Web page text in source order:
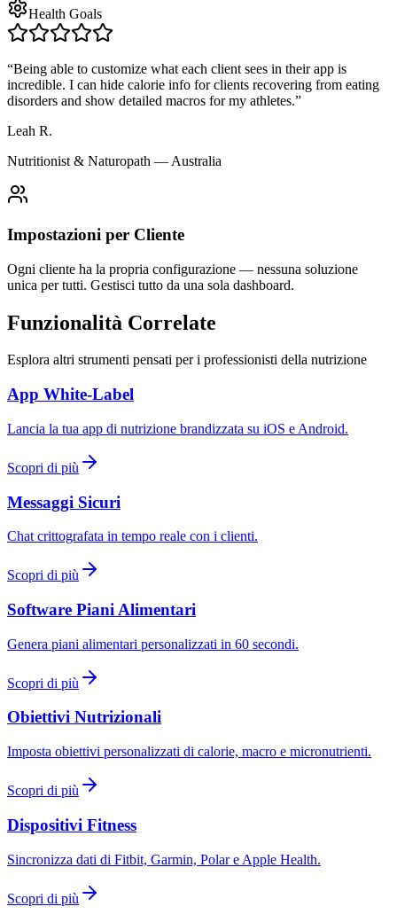
Health Goals
“Being able to customize what each client sees in their app is
incredible. I can hide calorie info for clients recovering from eating
disorders and show detailed macros for my athletes.”
Leah R.
Nutritionist & Naturopath — Australia
Impostazioni per Cliente
Ogni cliente ha la propria configurazione — nessuna soluzione
unica per tutti. Gestisci tutto da una sola dashboard.
Funzionalità Correlate
Esplora altri strumenti pensati per i professionisti della nutrizione
App White-Label
Lancia la tua app di nutrizione brandizzata su iOS e Android.
Scopri di più
Messaggi Sicuri
Chat crittografata in tempo reale con i clienti.
Scopri di più
Software Piani Alimentari
Genera piani alimentari personalizzati in 60 secondi.
Scopri di più
Obiettivi Nutrizionali
Imposta obiettivi personalizzati di calorie, macro e micronutrienti.
Scopri di più
Dispositivi Fitness
Sincronizza dati di Fitbit, Garmin, Polar e Apple Health.
Scopri di più